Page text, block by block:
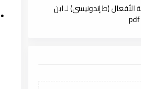
الأفعال (ط إندونيسي) لـ ابن